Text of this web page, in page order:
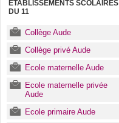
ÉTABLISSEMENTS SCOLAIRES
DU 11
Collège Aude
Collège privé Aude
Ecole maternelle Aude
Ecole maternelle privée
Aude
Ecole primaire Aude